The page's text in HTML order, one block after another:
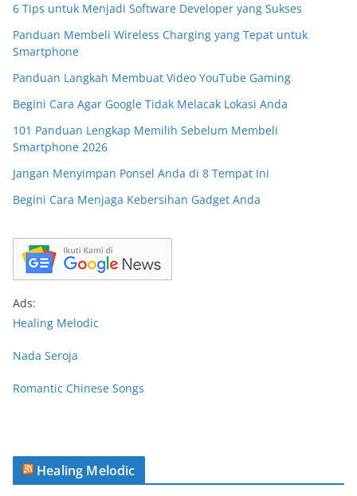
6 Tips untuk Menjadi Software Developer yang Sukses
Panduan Membeli Wireless Charging yang Tepat untuk
Smartphone
Panduan Langkah Membuat Video YouTube Gaming
Begini Cara Agar Google Tidak Melacak Lokasi Anda
101 Panduan Lengkap Memilih Sebelum Membeli
Smartphone 2026
Jangan Menyimpan Ponsel Anda di 8 Tempat Ini
Begini Cara Menjaga Kebersihan Gadget Anda
Ads:
Healing Melodic
Nada Seroja
Romantic Chinese Songs
Healing Melodic